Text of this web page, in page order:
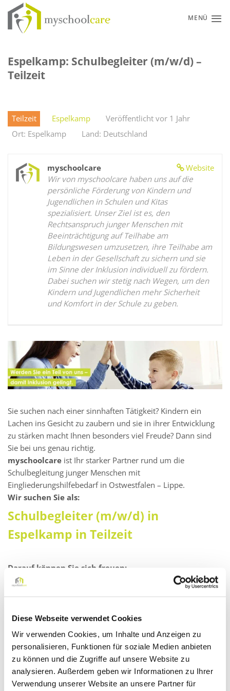
Diese Webseite verwendet Cookies
Wir verwenden Cookies, um Inhalte und Anzeigen zu
personalisieren, Funktionen für soziale Medien anbieten
zu können und die Zugriffe auf unsere Website zu
analysieren. Außerdem geben wir Informationen zu Ihrer
Verwendung unserer Website an unsere Partner für
Zum
Inhalt
springen
MENÜ
Espelkamp: Schulbegleiter (m/w/d) –
Teilzeit
Teilzeit Espelkamp
Veröffentlicht vor 1 Jahr
Ort: Espelkamp
Land: Deutschland
Website
myschoolcare
Wir von myschoolcare haben uns auf die
persönliche Förderung von Kindern und
Jugendlichen in Schulen und Kitas
spezialisiert. Unser Ziel ist es, den
Rechtsanspruch junger Menschen mit
Beeinträchtigung auf Teilhabe am
Bildungswesen umzusetzen, ihre Teilhabe am
Leben in der Gesellschaft zu sichern und sie
im Sinne der Inklusion individuell zu fördern.
Dabei suchen wir stetig nach Wegen, um den
Kindern und Jugendlichen mehr Sicherheit
und Komfort in der Schule zu geben.
Sie suchen nach einer sinnhaften Tätigkeit? Kindern ein
Lachen ins Gesicht zu zaubern und sie in ihrer Entwicklung
zu stärken macht Ihnen besonders viel Freude? Dann sind
Sie bei uns genau richtig.
myschoolcare ist Ihr starker Partner rund um die
Schulbegleitung junger Menschen mit
Eingliederungshilfebedarf in Ostwestfalen – Lippe.
Wir suchen Sie als:
Schulbegleiter (m/w/d) in
Espelkamp in Teilzeit
Darauf können Sie sich freuen:
Ein faires Vergütungsmodell: Zahlung eines Festgehalts
mit gleichbleibendem monatlichen Verdienst – auch in
Learning mit Zertifikat)
Supervisionen
Kompetente Unterstützung durch unsere pädagogischen
Fachkräfte